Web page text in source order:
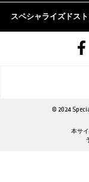
スペシャライズドス
© 2024
本サ